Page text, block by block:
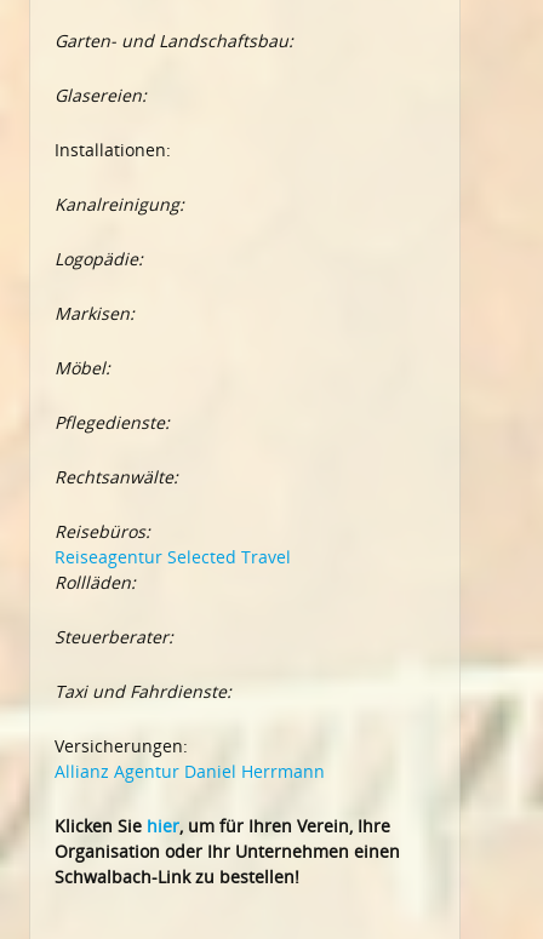
Garten- und Landschaftsbau:
Glasereien:
Installationen:
Kanalreinigung:
Logopädie:
Markisen:
Möbel:
Pflegedienste:
Rechtsanwälte:
Reisebüros:
Reiseagentur Selected Travel
Rollläden:
Steuerberater:
Taxi und Fahrdienste:
Versicherungen:
Allianz Agentur Daniel Herrmann
Klicken Sie hier, um für Ihren Verein, Ihre
Organisation oder Ihr Unternehmen einen
Schwalbach-Link zu bestellen!